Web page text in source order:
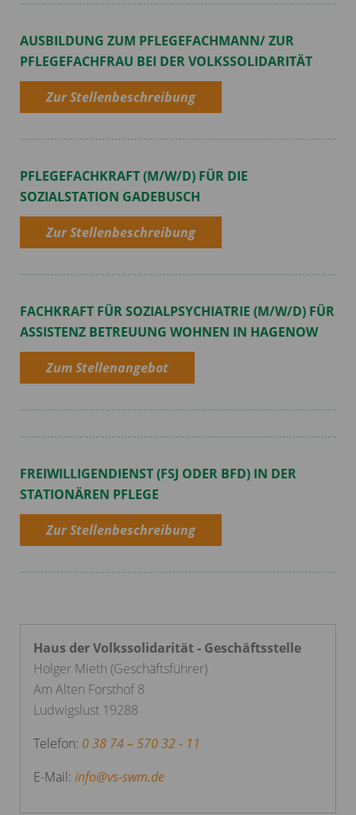
AUSBILDUNG ZUM PFLEGEFACHMANN/ ZUR
PFLEGEFACHFRAU BEI DER VOLKSSOLIDARITÄT
Zur Stellenbeschreibung
PFLEGEFACHKRAFT (M/W/D) FÜR DIE
SOZIALSTATION GADEBUSCH
Zur Stellenbeschreibung
FACHKRAFT FÜR SOZIALPSYCHIATRIE (M/W/D) FÜR
ASSISTENZ BETREUUNG WOHNEN IN HAGENOW
Zum Stellenangebot
FREIWILLIGENDIENST (FSJ ODER BFD) IN DER
STATIONÄREN PFLEGE
Zur Stellenbeschreibung
Haus der Volkssolidarität - Geschäftsstelle
Holger Mieth (Geschäftsführer)
Am Alten Forsthof 8
Ludwigslust 19288
Telefon: 0 38 74 – 570 32 - 11
E-Mail: info@vs-swm.de